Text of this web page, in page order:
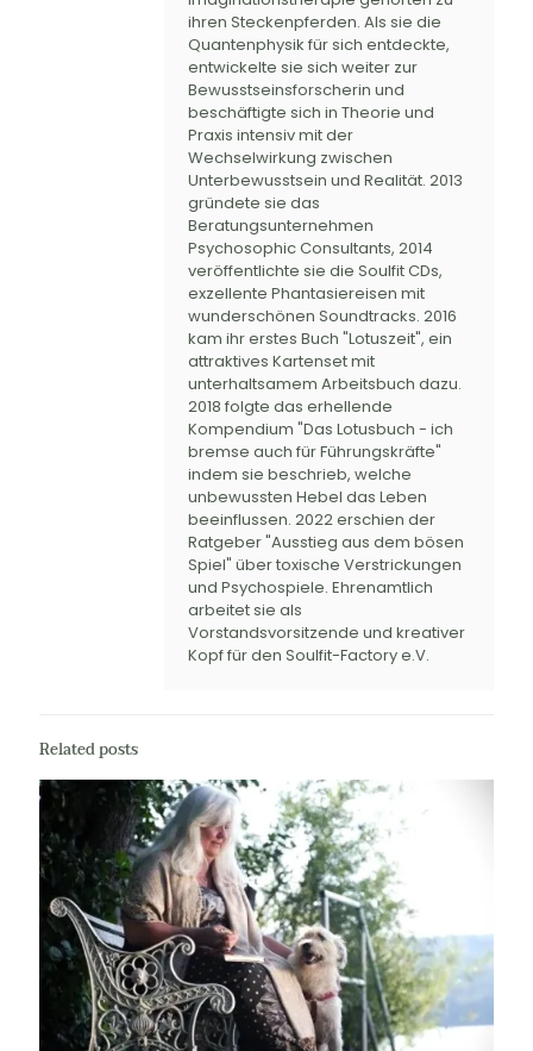
ihren Steckenpferden. Als sie die
Quantenphysik für sich entdeckte,
entwickelte sie sich weiter zur
Bewusstseinsforscherin und
beschäftigte sich in Theorie und
Praxis intensiv mit der
Wechselwirkung zwischen
Unterbewusstsein und Realität. 2013
gründete sie das
Beratungsunternehmen
Psychosophic Consultants, 2014
veröffentlichte sie die Soulfit CDs,
exzellente Phantasiereisen mit
wunderschönen Soundtracks. 2016
kam ihr erstes Buch "Lotuszeit", ein
attraktives Kartenset mit
unterhaltsamem Arbeitsbuch dazu.
2018 folgte das erhellende
Kompendium "Das Lotusbuch - ich
bremse auch für Führungskräfte"
indem sie beschrieb, welche
unbewussten Hebel das Leben
beeinflussen. 2022 erschien der
Ratgeber "Ausstieg aus dem bösen
Spiel" über toxische Verstrickungen
und Psychospiele. Ehrenamtlich
arbeitet sie als
Vorstandsvorsitzende und kreativer
Kopf für den Soulfit-Factory e.V.
Related posts